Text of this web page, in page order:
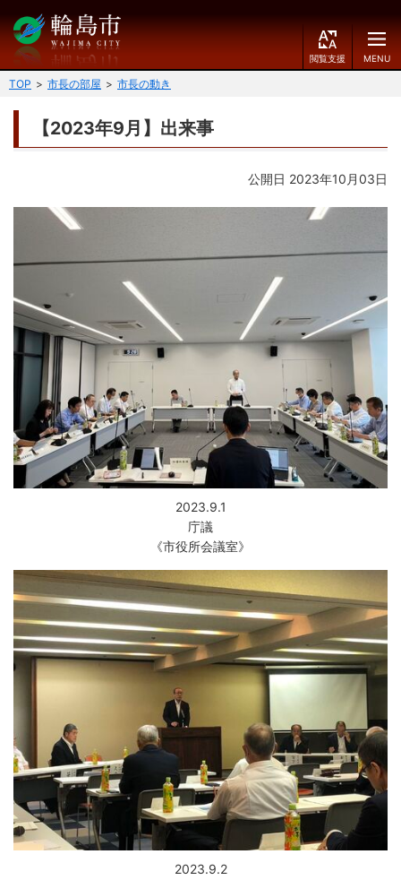
閲
覧
E
文字の大きさ
白
言語を変更する
s
h
中
文
体
中
文
한
국
어
くらしのガイド
保険・年金・介護
福祉
税 育児・教育
住宅・インフラ 環境・衛生
消費生活 輪島市ケーブルテレビ
移住・定住
事業者の方へ
税 入札・契約
都市整備 産業・雇用
観光情報 市の紹介
世界農業遺産 施設案内
市政情報
市役所ご案内 広報・広聴
教育行政
農業委員会 議会
選挙
防災
TOP 市長の部屋 市長の動き
【2023年9月】出来事
公開日 2023年10月03日
2023.9.1
庁議
《市役所会議室》
2023.9.2